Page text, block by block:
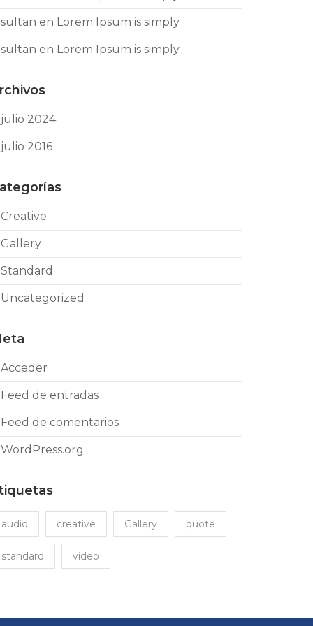
sultan en Lorem Ipsum is simply
sultan en Lorem Ipsum is simply
julio 2024
julio 2016
Creative
Gallery
Standard
Uncategorized
Acceder
Feed de entradas
Feed de comentarios
WordPress.org
audio creative Gallery quote
standard video